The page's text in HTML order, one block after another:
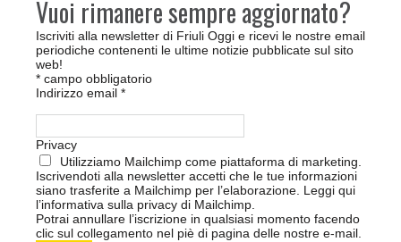
Vuoi rimanere sempre aggiornato?
Iscriviti alla newsletter di Friuli Oggi e ricevi le nostre email
periodiche contenenti le ultime notizie pubblicate sul sito
web!
* campo obbligatorio
Indirizzo email *
Privacy
Utilizziamo Mailchimp come piattaforma di marketing.
Iscrivendoti alla newsletter accetti che le tue informazioni
siano trasferite a Mailchimp per l’elaborazione. Leggi qui
l’informativa sulla privacy di Mailchimp.
Potrai annullare l’iscrizione in qualsiasi momento facendo
clic sul collegamento nel piè di pagina delle nostre e-mail.